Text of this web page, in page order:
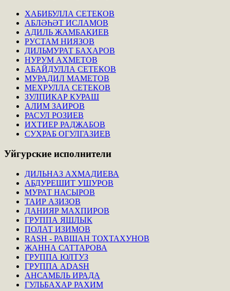
ХАБИБУЛЛА СЕТЕКОВ
АБЛӘҺӘТ ИСЛАМОВ
АДИЛЬ ЖАМБАКИЕВ
РУСТАМ НИЯЗОВ
ДИЛЬМУРАТ БАХАРОВ
НУРУМ АХМЕТОВ
АБАЙДУЛЛА СЕТЕКОВ
МУРАДИЛ МАМЕТОВ
МЕХРУЛЛА СЕТЕКОВ
ЗУЛПИКАР КУРАШ
АЛИМ ЗАИРОВ
РАСУЛ РОЗИЕВ
ИХТИЕР РАДЖАБОВ
СУХРАБ ОГУЛГАЗИЕВ
Уйгурские исполнители
ДИЛЬНАЗ АХМАДИЕВА
АБДУРЕШИТ УШУРОВ
МУРАТ НАСЫРОВ
ТАИР АЗИЗОВ
ДАНИЯР МАХПИРОВ
ГРУППА ЯШЛЫК
ПОЛАТ ИЗИМОВ
RASH - РАВШАН ТОХТАХУНОВ
ЖАННА САТТАРОВА
ГРУППА ЮЛТУЗ
ГРУППА ADASH
АНСАМБЛЬ ИРАДА
ГУЛЬБАХАР РАХИМ